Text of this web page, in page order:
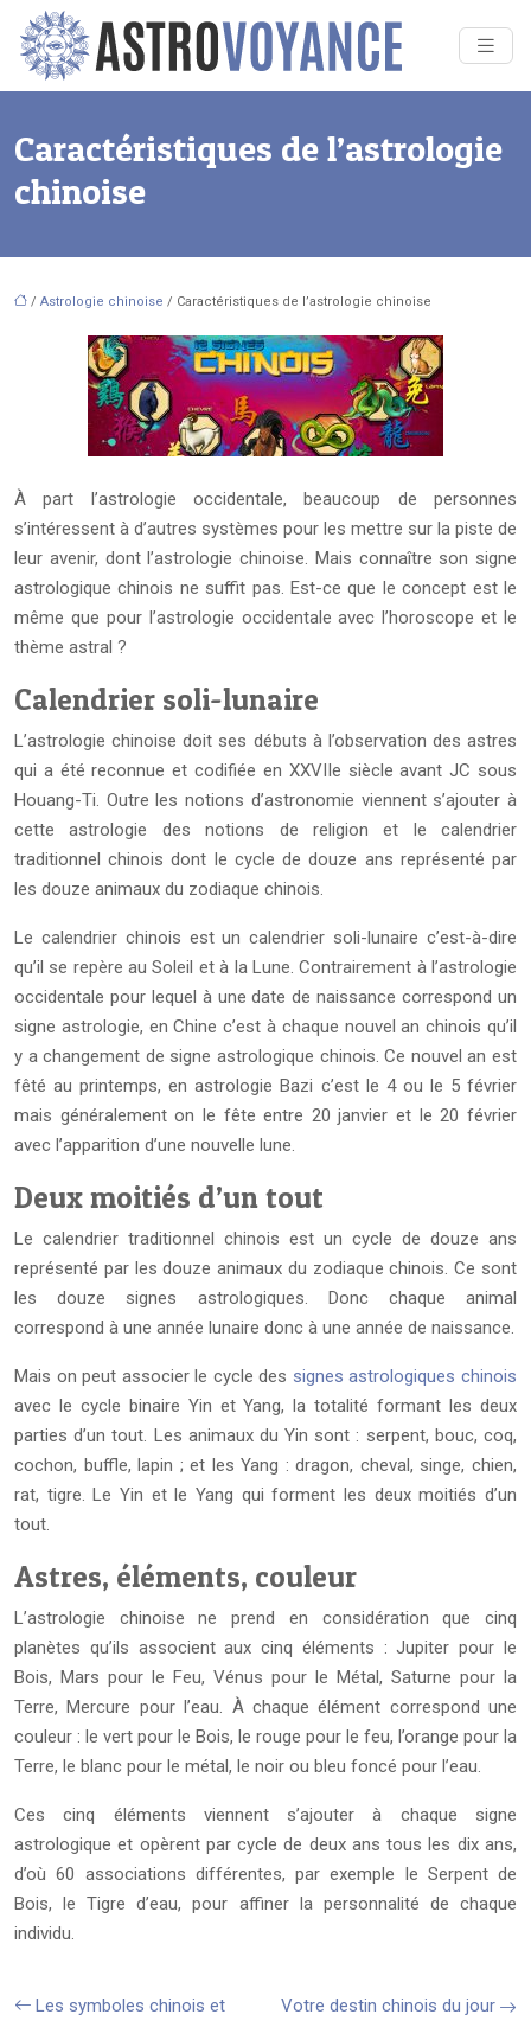
Caractéristiques de l’astrologie
chinoise
/ Astrologie chinoise / Caractéristiques de l’astrologie chinoise
À part l’astrologie occidentale, beaucoup de personnes
s’intéressent à d’autres systèmes pour les mettre sur la piste de
leur avenir, dont l’astrologie chinoise. Mais connaître son signe
astrologique chinois ne suffit pas. Est-ce que le concept est le
même que pour l’astrologie occidentale avec l’horoscope et le
thème astral ?
Calendrier soli-lunaire
L’astrologie chinoise doit ses débuts à l’observation des astres
qui a été reconnue et codifiée en XXVIIe siècle avant JC sous
Houang-Ti. Outre les notions d’astronomie viennent s’ajouter à
cette astrologie des notions de religion et le calendrier
traditionnel chinois dont le cycle de douze ans représenté par
les douze animaux du zodiaque chinois.
Le calendrier chinois est un calendrier soli-lunaire c’est-à-dire
qu’il se repère au Soleil et à la Lune. Contrairement à l’astrologie
occidentale pour lequel à une date de naissance correspond un
signe astrologie, en Chine c’est à chaque nouvel an chinois qu’il
y a changement de signe astrologique chinois. Ce nouvel an est
fêté au printemps, en astrologie Bazi c’est le 4 ou le 5 février
mais généralement on le fête entre 20 janvier et le 20 février
avec l’apparition d’une nouvelle lune.
Deux moitiés d’un tout
Le calendrier traditionnel chinois est un cycle de douze ans
représenté par les douze animaux du zodiaque chinois. Ce sont
les douze signes astrologiques. Donc chaque animal
correspond à une année lunaire donc à une année de naissance.
Mais on peut associer le cycle des signes astrologiques chinois
avec le cycle binaire Yin et Yang, la totalité formant les deux
parties d’un tout. Les animaux du Yin sont : serpent, bouc, coq,
cochon, buffle, lapin ; et les Yang : dragon, cheval, singe, chien,
rat, tigre. Le Yin et le Yang qui forment les deux moitiés d’un
tout.
Astres, éléments, couleur
L’astrologie chinoise ne prend en considération que cinq
planètes qu’ils associent aux cinq éléments : Jupiter pour le
Bois, Mars pour le Feu, Vénus pour le Métal, Saturne pour la
Terre, Mercure pour l’eau. À chaque élément correspond une
couleur : le vert pour le Bois, le rouge pour le feu, l’orange pour la
Terre, le blanc pour le métal, le noir ou bleu foncé pour l’eau.
Ces cinq éléments viennent s’ajouter à chaque signe
astrologique et opèrent par cycle de deux ans tous les dix ans,
d’où 60 associations différentes, par exemple le Serpent de
Bois, le Tigre d’eau, pour affiner la personnalité de chaque
individu.
Les symboles chinois et
Votre destin chinois du jour